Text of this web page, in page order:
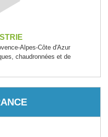
Alpes-Côte d'Azur
chaudronnées et de